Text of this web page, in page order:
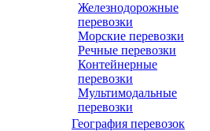
Железнодорожные
перевозки
Морские перевозки
Речные перевозки
Контейнерные
перевозки
Мультимодальные
перевозки
География перевозок